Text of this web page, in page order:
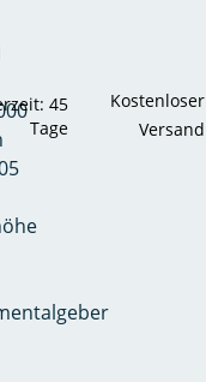
45
Tage
Kostenloser
Versand